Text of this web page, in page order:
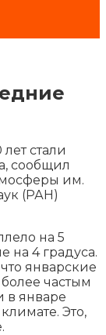
стали
сообщил
им.
(РАН)
на 5
на 4 градуса.
январские
частым
в январе
Это,